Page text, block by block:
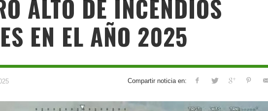
ALTO DE INCENDIOS
EN EL AÑO 2025
Compartir noticia en: